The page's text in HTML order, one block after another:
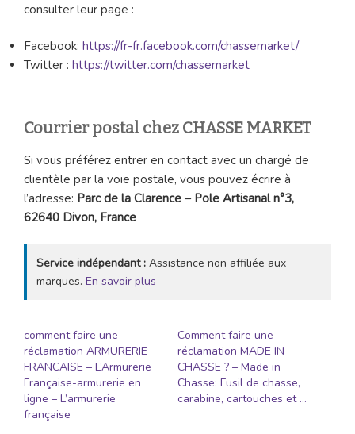
consulter leur page :
Facebook: https://fr-fr.facebook.com/chassemarket/
Twitter : https://twitter.com/chassemarket
Courrier postal chez CHASSE MARKET
Si vous préférez entrer en contact avec un chargé de
clientèle par la voie postale, vous pouvez écrire à
l’adresse: Parc de la Clarence – Pole Artisanal n°3,
62640 Divon, France
Service indépendant : Assistance non affiliée aux
marques. En savoir plus
comment faire une
réclamation ARMURERIE
FRANCAISE – L’Armurerie
Française-armurerie en
ligne – L’armurerie
française
Comment faire une
réclamation MADE IN
CHASSE ? – Made in
Chasse: Fusil de chasse,
carabine, cartouches et …